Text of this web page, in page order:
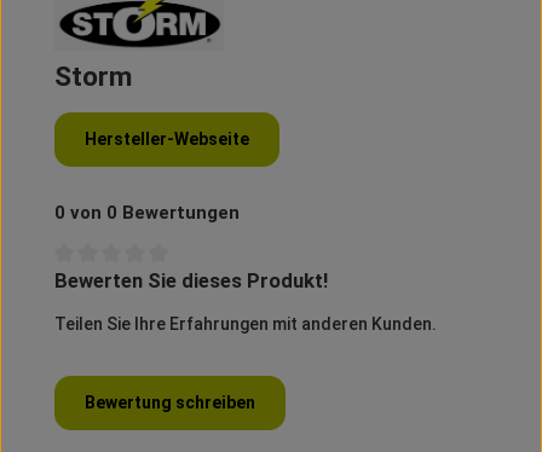
Storm
Storm Lures ist eine renommierte Angelmarke, die
Hersteller-Webseite
0 von 0 Bewertungen
Durchschnittliche Bewertung von 0 von 5 Sternen
Bewerten Sie dieses Produkt!
Teilen Sie Ihre Erfahrungen mit anderen Kunden.
Bewertung schreiben